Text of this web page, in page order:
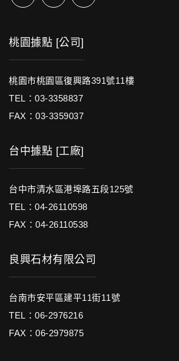
桃園據點 [公司]
桃園市桃園區復興路391號11樓
TEL：03-3358837
FAX：03-3359037
台中據點 [工廠]
台中市清水區港埠路五段125號
TEL：04-26110598
FAX：04-26110538
良興石材有限公司
台南市安平區建平11街11號
TEL：06-2976216
FAX：06-2979875